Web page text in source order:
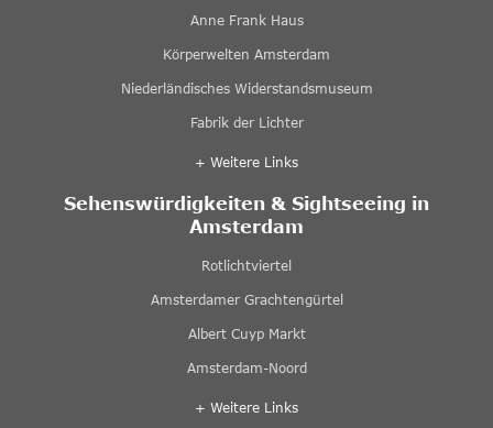
Anne Frank Haus
Körperwelten Amsterdam
Niederländisches Widerstandsmuseum
Fabrik der Lichter
+ Weitere Links
Sehenswürdigkeiten & Sightseeing in
Amsterdam
Rotlichtviertel
Amsterdamer Grachtengürtel
Albert Cuyp Markt
Amsterdam-Noord
+ Weitere Links